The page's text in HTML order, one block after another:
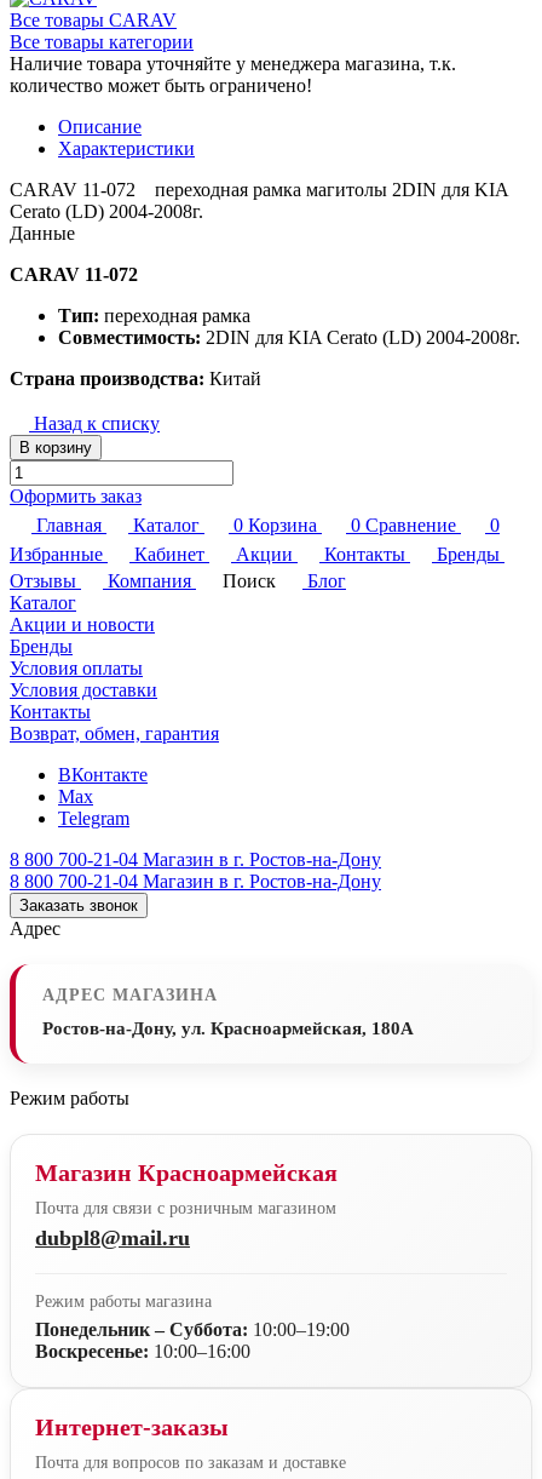
Все товары CARAV
Все товары категории
Наличие товара уточняйте у менеджера магазина, т.к.
количество может быть ограничено!
Описание
Характеристики
CARAV 11-072 переходная рамка магитолы 2DIN для KIA
Cerato (LD) 2004-2008г.
Данные
CARAV 11-072
Тип: переходная рамка
Совместимость: 2DIN для KIA Cerato (LD) 2004-2008г.
Страна производства: Китай
Назад к списку
В корзину
Оформить заказ
Главная
Каталог 0 Корзина 0 Сравнение
0
Избранные
Кабинет Акции Контакты
Бренды
Отзывы
Компания Поиск
Блог
Каталог
Акции и новости
Бренды
Условия оплаты
Условия доставки
Контакты
Возврат, обмен, гарантия
ВКонтакте
Max
Telegram
8 800 700-21-04 Магазин в г. Ростов-на-Дону
8 800 700-21-04 Магазин в г. Ростов-на-Дону
Заказать звонок
Адрес
АДРЕС МАГАЗИНА
Ростов-на-Дону, ул. Красноармейская, 180А
Режим работы
Магазин Красноармейская
Почта для связи с розничным магазином
dubpl8@mail.ru
Режим работы магазина
Понедельник – Суббота: 10:00–19:00
Воскресенье: 10:00–16:00
Интернет-заказы
Почта для вопросов по заказам и доставке